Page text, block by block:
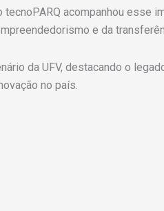
acompanhou
e da
da UFV, destacando o
no país.